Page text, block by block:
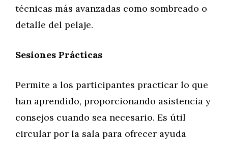
técnicas más avanzadas como sombreado o
detalle del pelaje.
Sesiones Prácticas
Permite a los participantes practicar lo que
han aprendido, proporcionando asistencia y
consejos cuando sea necesario. Es útil
circular por la sala para ofrecer ayuda